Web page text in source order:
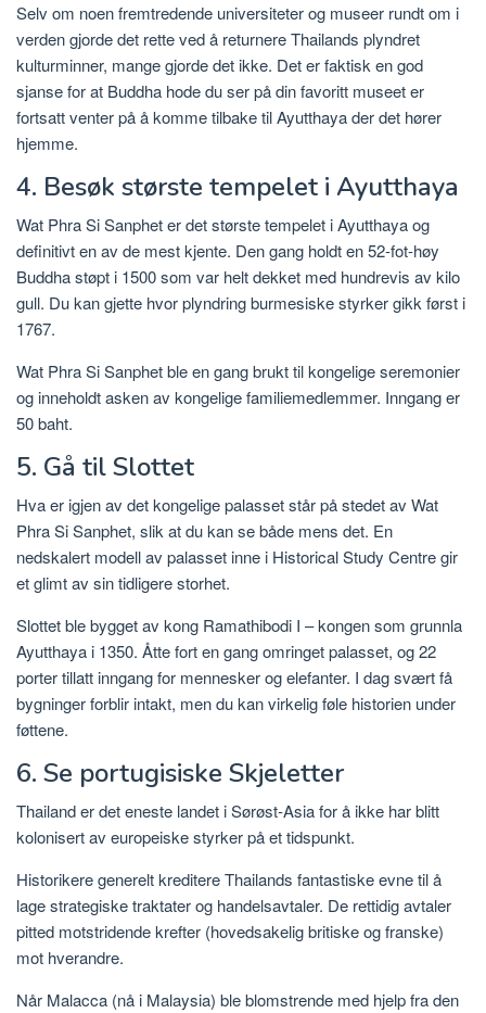
Selv om noen fremtredende universiteter og museer rundt om i
verden gjorde det rette ved å returnere Thailands plyndret
kulturminner, mange gjorde det ikke. Det er faktisk en god
sjanse for at Buddha hode du ser på din favoritt museet er
fortsatt venter på å komme tilbake til Ayutthaya der det hører
hjemme.
4. Besøk største tempelet i Ayutthaya
Wat Phra Si Sanphet er det største tempelet i Ayutthaya og
definitivt en av de mest kjente. Den gang holdt en 52-fot-høy
Buddha støpt i 1500 som var helt dekket med hundrevis av kilo
gull. Du kan gjette hvor plyndring burmesiske styrker gikk først i
1767.
Wat Phra Si Sanphet ble en gang brukt til kongelige seremonier
og inneholdt asken av kongelige familiemedlemmer. Inngang er
50 baht.
5. Gå til Slottet
Hva er igjen av det kongelige palasset står på stedet av Wat
Phra Si Sanphet, slik at du kan se både mens det. En
nedskalert modell av palasset inne i Historical Study Centre gir
et glimt av sin tidligere storhet.
Slottet ble bygget av kong Ramathibodi I – kongen som grunnla
Ayutthaya i 1350. Åtte fort en gang omringet palasset, og 22
porter tillatt inngang for mennesker og elefanter. I dag svært få
bygninger forblir intakt, men du kan virkelig føle historien under
føttene.
6. Se portugisiske Skjeletter
Thailand er det eneste landet i Sørøst-Asia for å ikke har blitt
kolonisert av europeiske styrker på et tidspunkt.
Historikere generelt kreditere Thailands fantastiske evne til å
lage strategiske traktater og handelsavtaler. De rettidig avtaler
pitted motstridende krefter (hovedsakelig britiske og franske)
mot hverandre.
Når Malacca (nå i Malaysia) ble blomstrende med hjelp fra den